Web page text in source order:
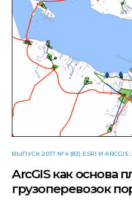
ВЫПУСК 2017 №4 (83) ESRI И ARCGIS:
ArcGIS как основа
грузоперевозок